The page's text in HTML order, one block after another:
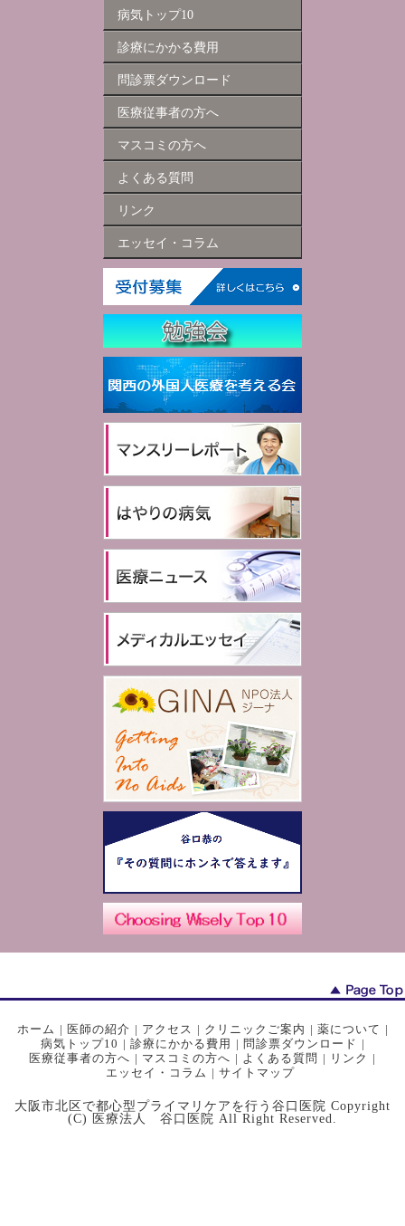
病気トップ10
診療にかかる費用
問診票ダウンロード
医療従事者の方へ
マスコミの方へ
よくある質問
リンク
エッセイ・コラム
ホーム | 医師の紹介 | アクセス | クリニックご案内 | 薬について |
病気トップ10 | 診療にかかる費用 | 問診票ダウンロード |
医療従事者の方へ | マスコミの方へ | よくある質問 | リンク |
エッセイ・コラム | サイトマップ
大阪市北区で都心型プライマリケアを行う谷口医院 Copyright
(C) 医療法人 谷口医院 All Right Reserved.